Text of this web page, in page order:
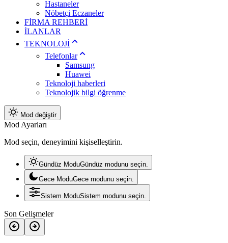
Hastaneler
Nöbetçi Eczaneler
FİRMA REHBERİ
İLANLAR
TEKNOLOJİ
Telefonlar
Samsung
Huawei
Teknoloji haberleri
Teknolojik bilgi öğrenme
Mod değiştir
Mod Ayarları
Mod seçin, deneyimini kişiselleştirin.
Gündüz ModuGündüz modunu seçin.
Gece ModuGece modunu seçin.
Sistem ModuSistem modunu seçin.
Son Gelişmeler